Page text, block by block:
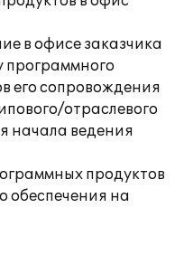
в офисе заказчика
программного
его сопровождения
отраслевого
начала ведения
продуктов
обеспечения на